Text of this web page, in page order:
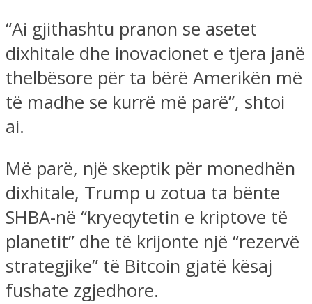
“Ai gjithashtu pranon se asetet
dixhitale dhe inovacionet e tjera janë
thelbësore për ta bërë Amerikën më
të madhe se kurrë më parë”, shtoi
ai.
Më parë, një skeptik për monedhën
dixhitale, Trump u zotua ta bënte
SHBA-në “kryeqytetin e kriptove të
planetit” dhe të krijonte një “rezervë
strategjike” të Bitcoin gjatë kësaj
fushate zgjedhore.